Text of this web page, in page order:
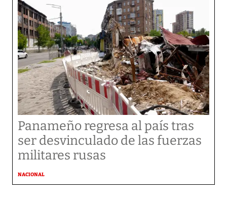
Panameño regresa al país tras
ser desvinculado de las fuerzas
militares rusas
NACIONAL